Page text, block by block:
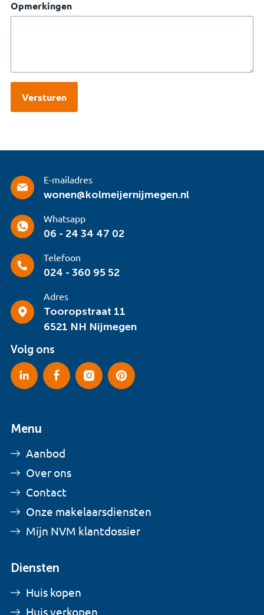
Opmerkingen
E-mailadres
wonen@kolmeijernijmegen.nl
Whatsapp
06 - 24 34 47 02
Telefoon
024 - 360 95 52
Adres
Tooropstraat 11
6521 NH Nijmegen
Volg ons
Menu
Aanbod
Over ons
Contact
Onze makelaarsdiensten
Mijn NVM klantdossier
Diensten
Huis kopen
Huis verkopen